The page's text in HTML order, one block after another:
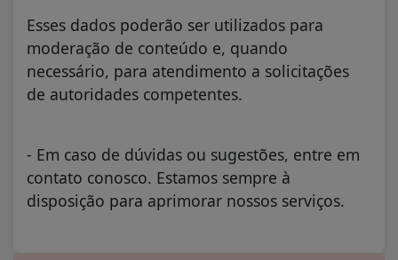
Esses dados poderão ser utilizados para
moderação de conteúdo e, quando
necessário, para atendimento a solicitações
de autoridades competentes.
- Em caso de dúvidas ou sugestões, entre em
contato conosco. Estamos sempre à
disposição para aprimorar nossos serviços.